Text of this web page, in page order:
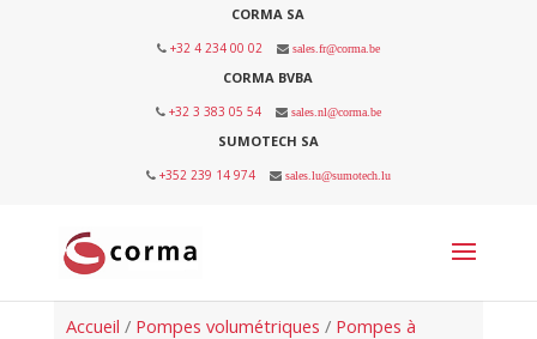
CORMA SA
+32 4 234 00 02 sales.fr@corma.be
CORMA BVBA
+32 3 383 05 54 sales.nl@corma.be
SUMOTECH SA
+352 239 14 974 sales.lu@sumotech.lu
Accueil / Pompes volumétriques / Pompes à